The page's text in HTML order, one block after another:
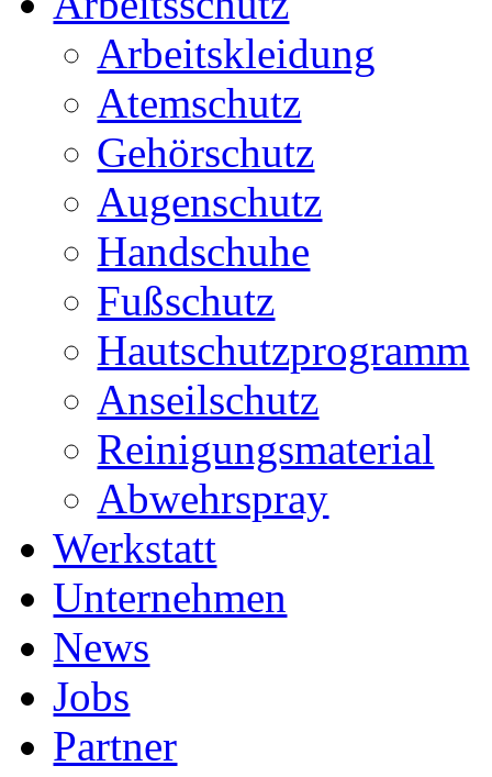
Arbeitskleidung
Atemschutz
Gehörschutz
Augenschutz
Handschuhe
Fußschutz
Hautschutzprogramm
Anseilschutz
Reinigungsmaterial
Abwehrspray
Werkstatt
Unternehmen
News
Jobs
Partner